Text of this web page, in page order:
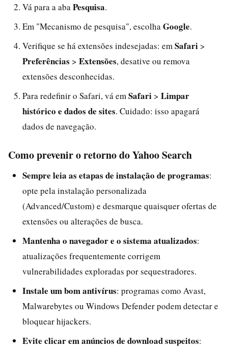
Vá para a aba Pesquisa.
Em "Mecanismo de pesquisa", escolha Google.
Verifique se há extensões indesejadas: em Safari >
Preferências > Extensões, desative ou remova
extensões desconhecidas.
Para redefinir o Safari, vá em Safari > Limpar
histórico e dados de sites. Cuidado: isso apagará
dados de navegação.
Como prevenir o retorno do Yahoo Search
Sempre leia as etapas de instalação de programas:
opte pela instalação personalizada
(Advanced/Custom) e desmarque quaisquer ofertas de
extensões ou alterações de busca.
Mantenha o navegador e o sistema atualizados:
atualizações frequentemente corrigem
vulnerabilidades exploradas por sequestradores.
Instale um bom antivírus: programas como Avast,
Malwarebytes ou Windows Defender podem detectar e
bloquear hijackers.
Evite clicar em anúncios de download suspeitos: